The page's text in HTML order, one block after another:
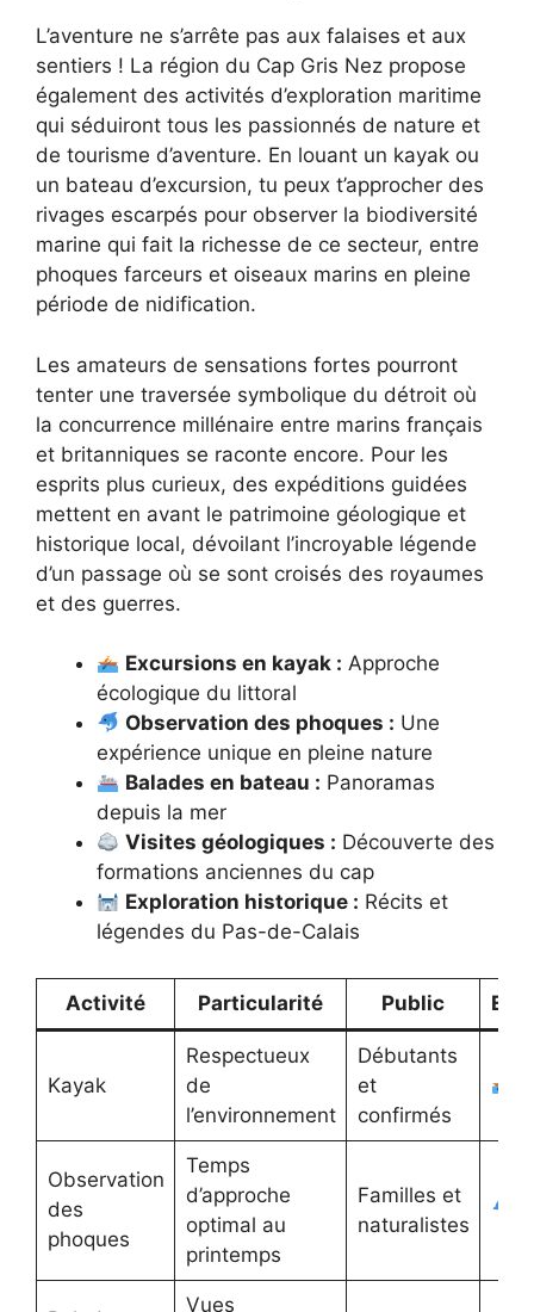
L’aventure ne s’arrête pas aux falaises et aux
sentiers ! La région du Cap Gris Nez propose
également des activités d’exploration maritime
qui séduiront tous les passionnés de nature et
de tourisme d’aventure. En louant un kayak ou
un bateau d’excursion, tu peux t’approcher des
rivages escarpés pour observer la biodiversité
marine qui fait la richesse de ce secteur, entre
phoques farceurs et oiseaux marins en pleine
période de nidification.
Les amateurs de sensations fortes pourront
tenter une traversée symbolique du détroit où
la concurrence millénaire entre marins français
et britanniques se raconte encore. Pour les
esprits plus curieux, des expéditions guidées
mettent en avant le patrimoine géologique et
historique local, dévoilant l’incroyable légende
d’un passage où se sont croisés des royaumes
et des guerres.
Excursions en kayak : Approche
écologique du littoral
Observation des phoques : Une
expérience unique en pleine nature
Balades en bateau : Panoramas
depuis la mer
Visites géologiques : Découverte des
formations anciennes du cap
Exploration historique : Récits et
légendes du Pas-de-Calais
Activité Particularité Public
Kayak
Respectueux
de
l’environnement
Débutants
et
confirmés
Observation
des
phoques
Temps
d’approche
optimal au
printemps
Familles et
naturalistes
Vues